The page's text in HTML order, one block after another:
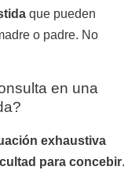
que pueden
o padre. No
en una
exhaustiva
para concebir.